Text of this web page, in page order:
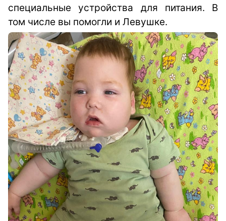
специальные устройства для питания. В
том числе вы помогли и Левушке.